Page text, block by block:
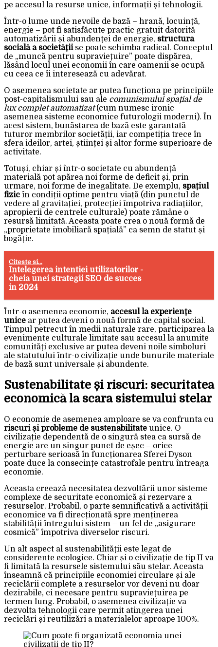
pe accesul la resurse unice, informații și tehnologii.
Într-o lume unde nevoile de bază – hrană, locuință,
energie – pot fi satisfăcute practic gratuit datorită
automatizării și abundenței de energie, structura
socială a societățiise poate schimba radical. Conceptul
de „muncă pentru supraviețuire” poate dispărea,
lăsând locul unei economii în care oamenii se ocupă
cu ceea ce îi interesează cu adevărat.
O asemenea societate ar putea funcționa pe principiile
post-capitalismului sau ale comunismului spațial de
lux complet automatizat(cum numesc ironic
asemenea sisteme economice futurologii moderni). În
acest sistem, bunăstarea de bază este garantată
tuturor membrilor societății, iar competiția trece în
sfera ideilor, artei, științei și altor forme superioare de
activitate.
Totuși, chiar și într-o societate cu abundență
materială pot apărea noi forme de deficit și, prin
urmare, noi forme de inegalitate. De exemplu, spațiul
fizic în condiții optime pentru viață (din punctul de
vedere al gravitației, protecției împotriva radiațiilor,
apropierii de centrele culturale) poate rămâne o
resursă limitată. Aceasta poate crea o nouă formă de
„proprietate imobiliară spațială” ca semn de statut și
bogăție.
Citeste si...
Intelegerea intentiei utilizatorilor -
cheia unei strategii SEO de succes
in 2024
Într-o asemenea economie, accesul la experiențe
unice ar putea deveni o nouă formă de capital social.
Timpul petrecut în medii naturale rare, participarea la
evenimente culturale limitate sau accesul la anumite
comunități exclusive ar putea deveni noile simboluri
ale statutului într-o civilizație unde bunurile materiale
de bază sunt universale și abundente.
Sustenabilitate și riscuri: securitatea
economică la scara sistemului stelar
O economie de asemenea amploare se va confrunta cu
riscuri și probleme de sustenabilitate unice. O
civilizație dependentă de o singură stea ca sursă de
energie are un singur punct de eșec – orice
perturbare serioasă în funcționarea Sferei Dyson
poate duce la consecințe catastrofale pentru întreaga
economie.
Aceasta creează necesitatea dezvoltării unor sisteme
complexe de securitate economică și rezervare a
resurselor. Probabil, o parte semnificativă a activității
economice va fi direcționată spre menținerea
stabilității întregului sistem – un fel de „asigurare
cosmică” împotriva diverselor riscuri.
Un alt aspect al sustenabilității este legat de
considerente ecologice. Chiar și o civilizație de tip II va
fi limitată la resursele sistemului său stelar. Aceasta
înseamnă că principiile economiei circulare și ale
reciclării complete a resurselor vor deveni nu doar
dezirabile, ci necesare pentru supraviețuirea pe
termen lung. Probabil, o asemenea civilizație va
dezvolta tehnologii care permit atingerea unei
reciclări și reutilizări a materialelor aproape 100%.